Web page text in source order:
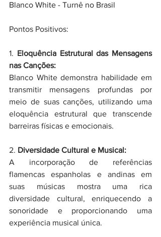
Blanco White - Turnê no Brasil
Pontos Positivos:
1. Eloquência Estrutural das Mensagens
nas Canções:
Blanco White demonstra habilidade em
transmitir mensagens profundas por
meio de suas canções, utilizando uma
eloquência estrutural que transcende
barreiras físicas e emocionais.
2. Diversidade Cultural e Musical:
A incorporação de referências
flamencas espanholas e andinas em
suas músicas mostra uma rica
diversidade cultural, enriquecendo a
sonoridade e proporcionando uma
experiência musical única.